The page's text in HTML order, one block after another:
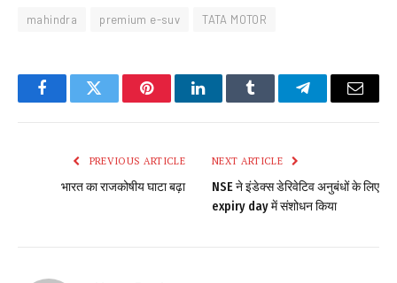
mahindra premium e-suv TATA MOTOR
FacebookTwitter PinterestLinkedInTumblr TelegramEmail
PREVIOUS ARTICLE
भारत का राजकोषीय घाटा बढ़ा
NEXT ARTICLE
NSE ने इंडेक्स डेरिवेटिव अनुबंधों के लिए
expiry day में संशोधन किया